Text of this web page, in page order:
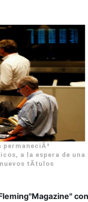
permaneciÃ³
a la espera de una
tÃ­tulos
con